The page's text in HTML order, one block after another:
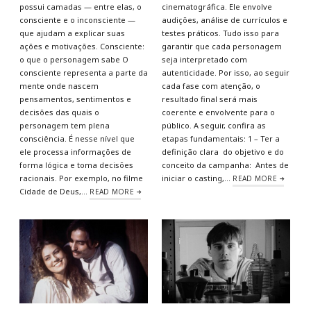
possui camadas — entre elas, o
consciente e o inconsciente —
que ajudam a explicar suas
ações e motivações. Consciente:
o que o personagem sabe O
consciente representa a parte da
mente onde nascem
pensamentos, sentimentos e
decisões das quais o
personagem tem plena
consciência. É nesse nível que
ele processa informações de
forma lógica e toma decisões
racionais. Por exemplo, no filme
Cidade de Deus,… READ MORE
cinematográfica. Ele envolve
audições, análise de currículos e
testes práticos. Tudo isso para
garantir que cada personagem
seja interpretado com
autenticidade. Por isso, ao seguir
cada fase com atenção, o
resultado final será mais
coerente e envolvente para o
público. A seguir, confira as
etapas fundamentais: 1 – Ter a
definição clara do objetivo e do
conceito da campanha: Antes de
iniciar o casting,… READ MORE